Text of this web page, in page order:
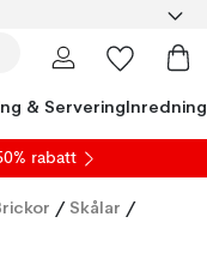
& ServeringInredning
rabatt
/ Skålar /